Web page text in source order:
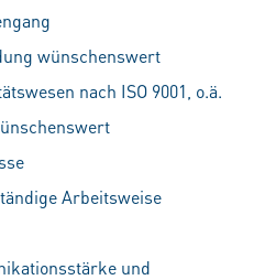
wünschenswert
nach ISO 9001, o.ä.
Arbeitsweise
und